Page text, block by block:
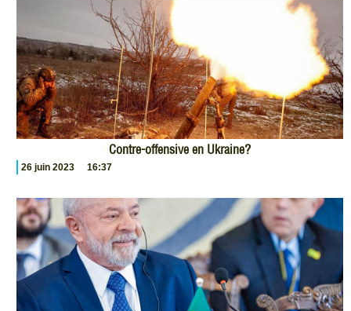
Contre-offensive en Ukraine?
26 juin 2023 16:37